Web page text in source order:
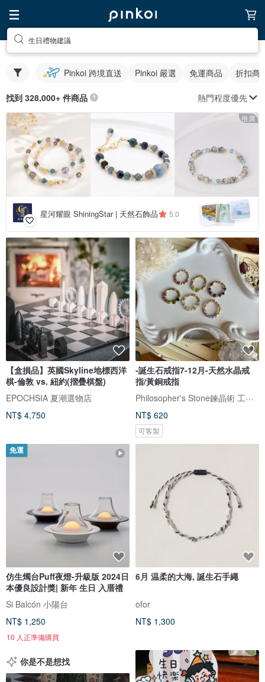
生日禮物建議
Pinkoi 跨境直送 Pinkoi 嚴選 免運商品 折扣商
找到 328,000+ 件商品 熱門程度優先
推廣
星河耀眼 ShiningStar | 天然石飾品 5.0
【盒損品】英國Skyline地標西洋
棋-倫敦 vs. 紐約(摺疊棋盤)
EPOCHSIA 夏潮選物店
NT$ 4,750
-誕生石戒指7-12月-天然水晶戒
指/黃銅戒指
Philosopher's Stone鍊晶術 工作室
NT$ 620
可客製
免運
仿生燭台Puff夜燈-升級版 2024日
本優良設計獎| 新年 生日 入厝禮
Si Balcón 小陽台
NT$ 1,250
10 人正準備購買
6月 温柔的大海, 誕生石手繩
ofor
NT$ 1,300
你是不是想找